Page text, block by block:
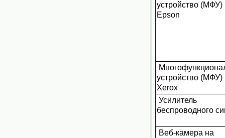
устройство (МФУ)
Epson
устройство (МФУ)
Xerox
Усилитель
беспроводного
Веб-камера на